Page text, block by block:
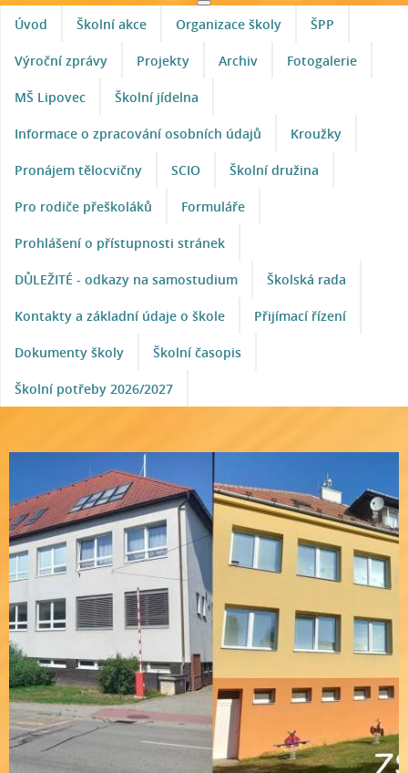
Úvod Školní akce Organizace školy ŠPP
Výroční zprávy Projekty Archiv Fotogalerie
MŠ Lipovec Školní jídelna
Informace o zpracování osobních údajů Kroužky
Pronájem tělocvičny SCIO Školní družina
Pro rodiče přeškoláků Formuláře
Prohlášení o přístupnosti stránek
DŮLEŽITÉ - odkazy na samostudium Školská rada
Kontakty a základní údaje o škole Přijímací řízení
Dokumenty školy Školní časopis
Školní potřeby 2026/2027